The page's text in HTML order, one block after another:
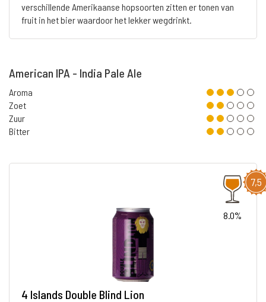
verschillende Amerikaanse hopsoorten zitten er tonen van
fruit in het bier waardoor het lekker wegdrinkt.
American IPA - India Pale Ale
Aroma
Zoet
Zuur
Bitter
7,5
8.0%
4 Islands Double Blind Lion